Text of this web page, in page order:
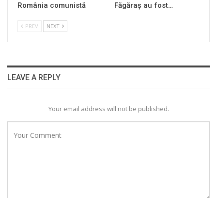
România comunistă
Făgăraș au fost…
PREV NEXT
LEAVE A REPLY
Your email address will not be published.